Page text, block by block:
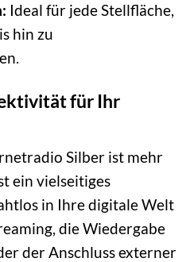
Ideal für jede Stellfläche,
hin zu
für Ihr
Silber ist mehr
ein vielseitiges
in Ihre digitale Welt
die Wiedergabe
der Anschluss externer